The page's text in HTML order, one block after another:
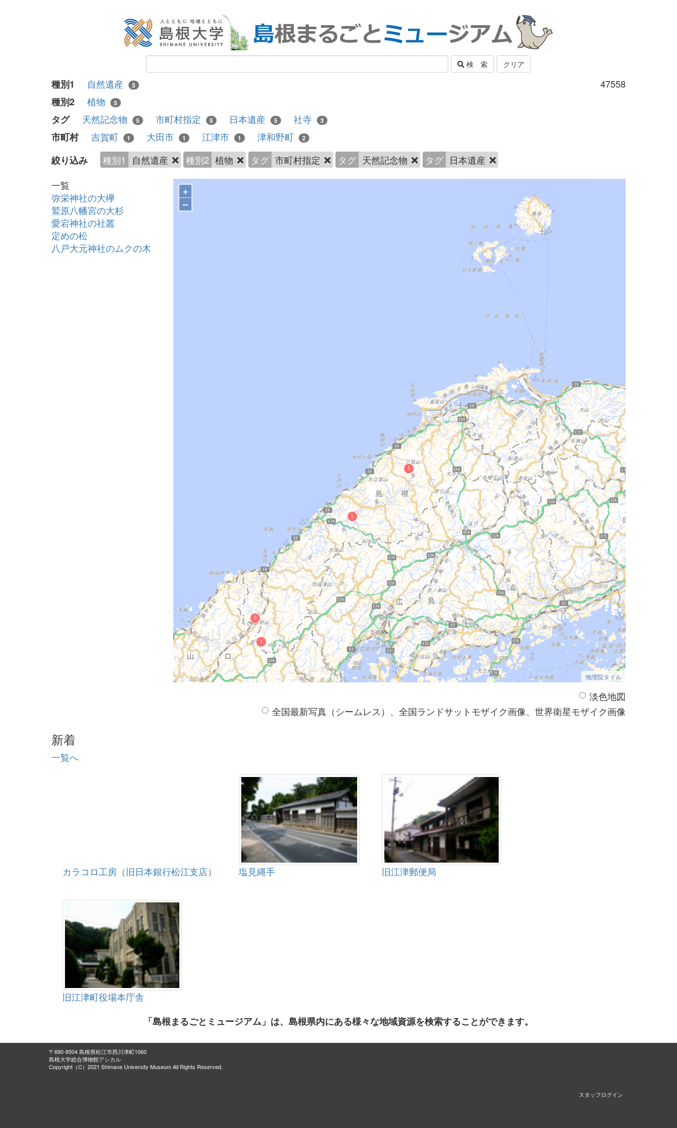
検 索 クリア
47558
種別1 自然遺産 5
種別2 植物 5
タグ 天然記念物 5 市町村指定 5 日本遺産 5 社寺 3
市町村 吉賀町 1 大田市 1 江津市 1 津和野町 2
絞り込み 種別1 自然遺産 種別2 植物 タグ 市町村指定 タグ 天然記念物 タグ 日本遺産
一覧
弥栄神社の大欅
鷲原八幡宮の大杉
愛宕神社の社叢
定めの松
八戸大元神社のムクの木
+
–
地理院タイル
淡色地図
全国最新写真（シームレス）、全国ランドサットモザイク画像、世界衛星モザイク画像
新着
一覧へ
カラコロ工房（旧日本銀行松江支店） 塩見縄手 旧江津郵便局
旧江津町役場本庁舎
「島根まるごとミュージアム」は、島根県内にある様々な地域資源を検索することができます。
〒690-8504 島根県松江市西川津町1060
島根大学総合博物館アシカル
Copyright（C）2021 Shimane University Museum All Rights Reserved.
スタッフログイン